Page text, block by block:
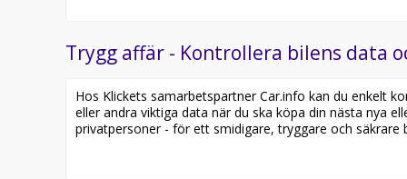
Trygg affär - Kontrollera bilens data
Hos Klickets samarbetspartner Car.info kan du enkelt
eller andra viktiga data när du ska köpa din nästa nya
privatpersoner - för ett smidigare, tryggare och säkrare